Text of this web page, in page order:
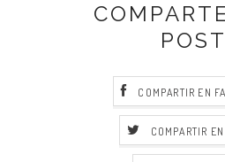
COMPARTIR EN
COMPARTIR